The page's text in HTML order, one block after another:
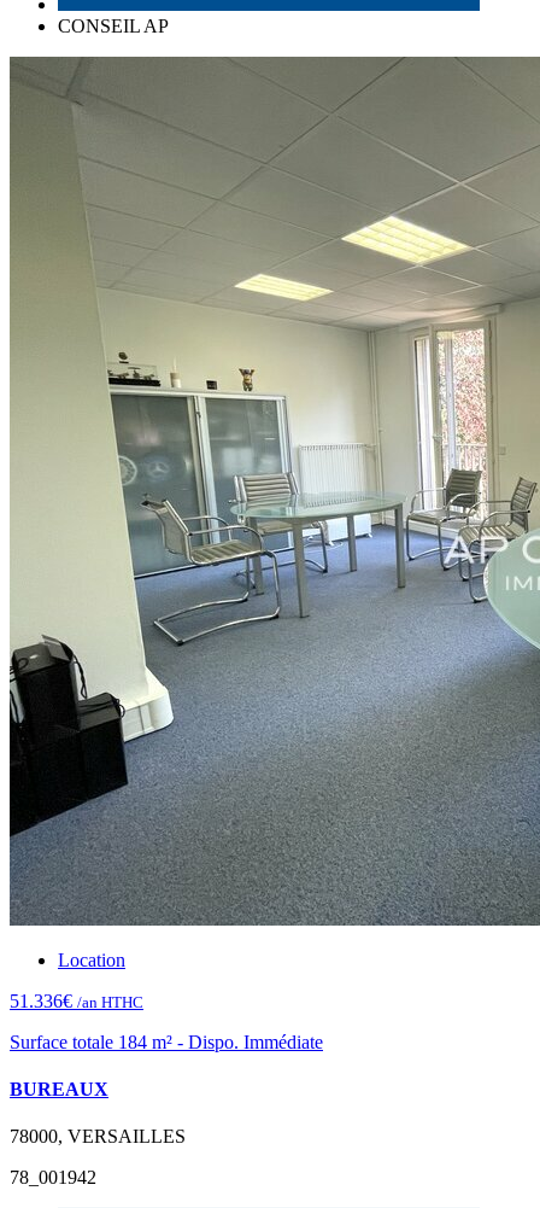
CONSEIL AP
Location
51.336€ /an HTHC
Surface totale 184 m² - Dispo. Immédiate
BUREAUX
78000, VERSAILLES
78_001942